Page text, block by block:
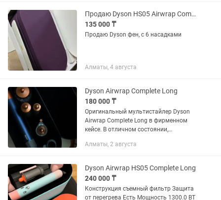
Продаю Dyson HS05 Airwrap Complete Long Topaz Orange стайлер 1300 Вт
135 000 ₸
Продаю Dyson фен, с 6 насадками
Алматы, 4 августа
Dyson Airwrap Complete Long
180 000 ₸
Оригинальный мультистайлер Dyson
Airwrap Complete Long в фирменном
кейсе. В отличном состоянии,
комплекте: • фирменный кейс для
Алматы, 2 августа
Dyson Airwrap HS05 Complete Long
240 000 ₸
Конструкция съемный фильтр Защита
от перегрева Есть Мощность 1300.0 BT